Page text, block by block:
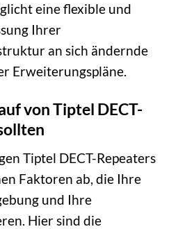
eine flexible und
Ihrer
an sich ändernde
Erweiterungspläne.
von Tiptel DECT-
Tiptel DECT-Repeaters
Faktoren ab, die Ihre
und Ihre
Hier sind die